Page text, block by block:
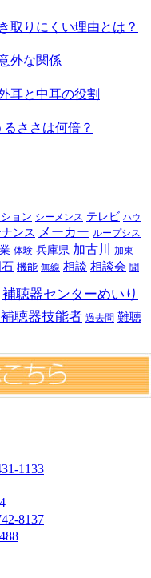
取りにくい理由とは？
外な関係
耳と中耳の役割
るささは何倍？
ョン シーメンス テレビ ハウ
ンス メーカー ループシス
体験 兵庫県 加古川 加東
機能 無線 相談 相談会 聞
補聴器センターめいり
聴器技能者 過去問 難聴
1133
8137